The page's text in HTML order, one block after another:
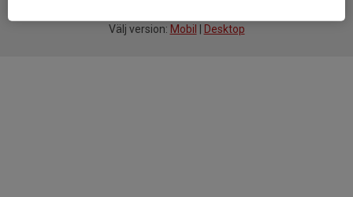
Välj version: Mobil Desktop